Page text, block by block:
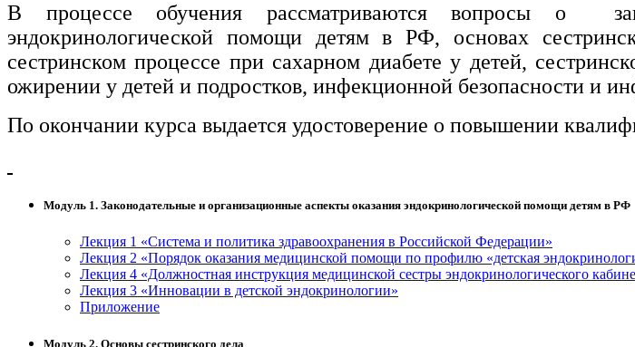
В процессе обучения рассматриваются вопросы о
эндокринологической помощи детям в РФ, основах
сестринском процессе при сахарном диабете у детей,
ожирении у детей и подростков, инфекционной безопасности и
По окончании курса выдается удостоверение о повышении
Модуль 1. Законодательные и организационные аспекты оказания эндокринологической помощи детям в РФ
Лекция 1 «Система и политика здравоохранения в Российской Федерации»
Лекция 2 «Порядок оказания медицинской помощи по профилю «детская
Лекция 4 «Должностная инструкция медицинской сестры эндокринологического
Лекция 3 «Инновации в детской эндокринологии»
Приложение
Модуль 2. Основы сестринского дела